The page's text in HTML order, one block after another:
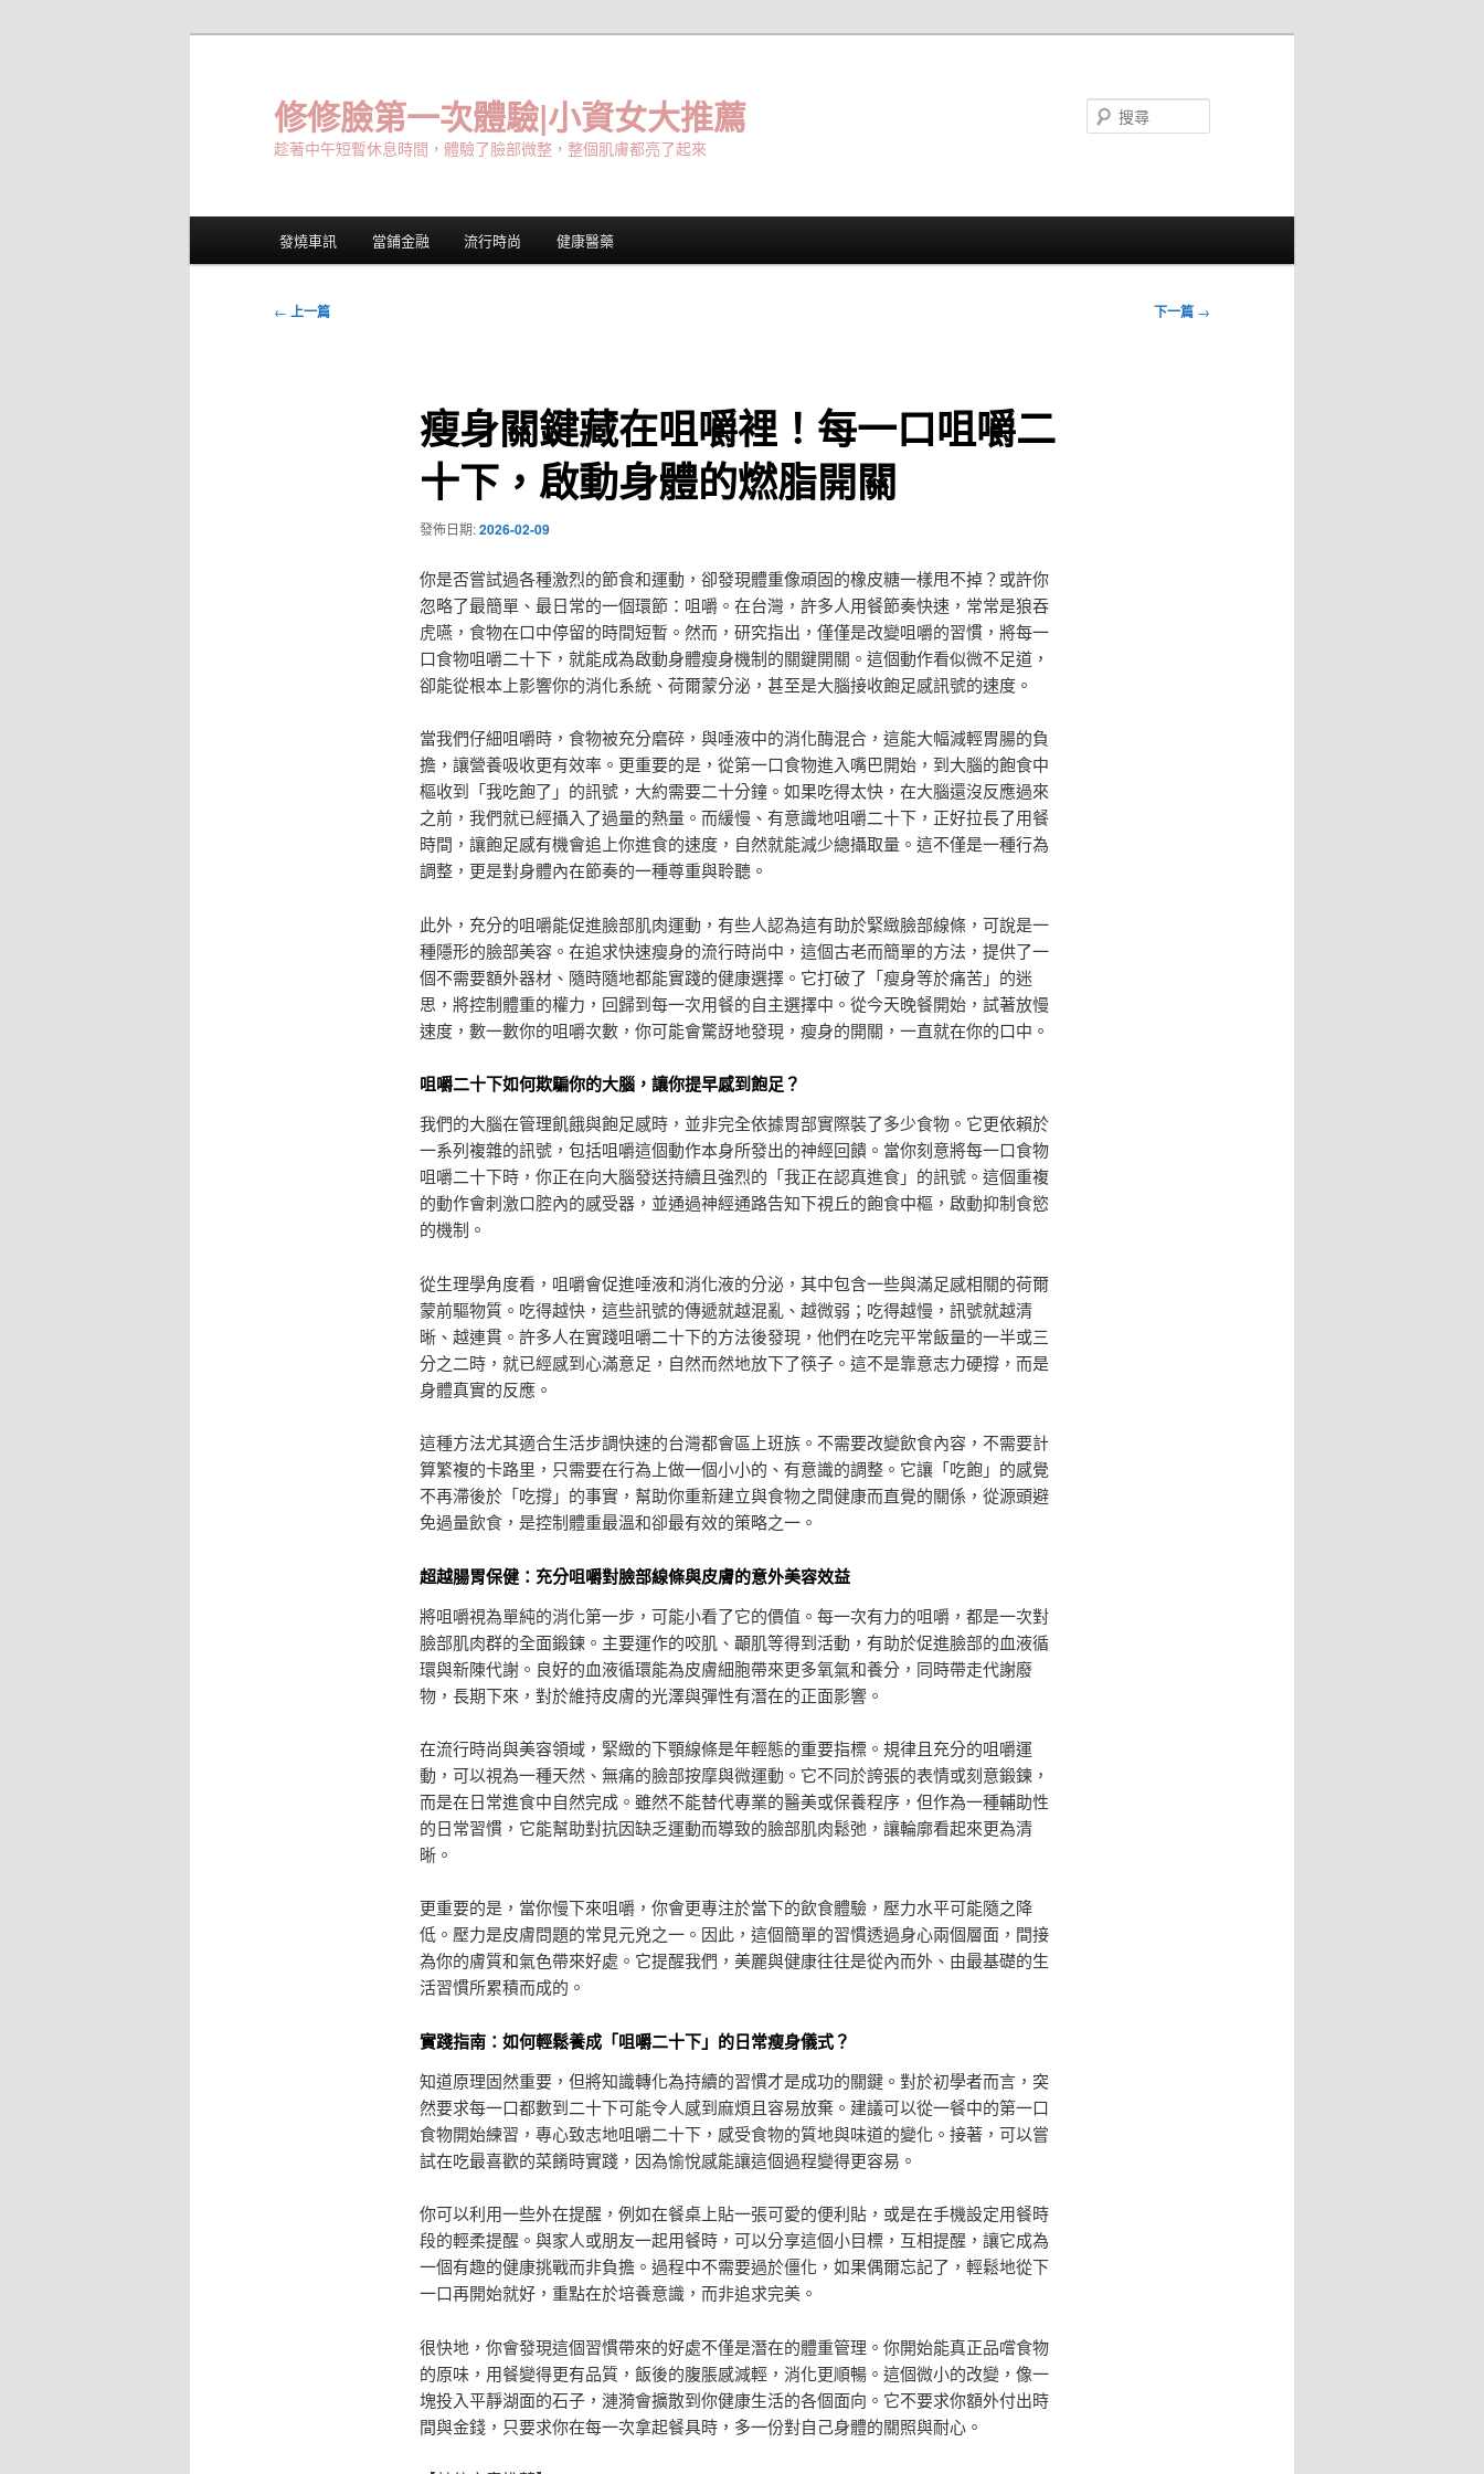
修修臉第一次體驗|小資女大推薦
趁著中午短暫休息時間，體驗了臉部微整，整個肌膚都亮了起來
發燒車訊 當鋪金融 流行時尚 健康醫藥
文
← 上一篇 下一篇 →
瘦身關鍵藏在咀嚼裡！每一口咀嚼二
十下，啟動身體的燃脂開關
發佈日期:2026-02-09
你是否嘗試過各種激烈的節食和運動，卻發現體重像頑固的橡皮糖一樣甩不掉？或許你
忽略了最簡單、最日常的一個環節：咀嚼。在台灣，許多人用餐節奏快速，常常是狼吞
虎嚥，食物在口中停留的時間短暫。然而，研究指出，僅僅是改變咀嚼的習慣，將每一
口食物咀嚼二十下，就能成為啟動身體瘦身機制的關鍵開關。這個動作看似微不足道，
卻能從根本上影響你的消化系統、荷爾蒙分泌，甚至是大腦接收飽足感訊號的速度。
當我們仔細咀嚼時，食物被充分磨碎，與唾液中的消化酶混合，這能大幅減輕胃腸的負
擔，讓營養吸收更有效率。更重要的是，從第一口食物進入嘴巴開始，到大腦的飽食中
樞收到「我吃飽了」的訊號，大約需要二十分鐘。如果吃得太快，在大腦還沒反應過來
之前，我們就已經攝入了過量的熱量。而緩慢、有意識地咀嚼二十下，正好拉長了用餐
時間，讓飽足感有機會追上你進食的速度，自然就能減少總攝取量。這不僅是一種行為
調整，更是對身體內在節奏的一種尊重與聆聽。
此外，充分的咀嚼能促進臉部肌肉運動，有些人認為這有助於緊緻臉部線條，可說是一
種隱形的臉部美容。在追求快速瘦身的流行時尚中，這個古老而簡單的方法，提供了一
個不需要額外器材、隨時隨地都能實踐的健康選擇。它打破了「瘦身等於痛苦」的迷
思，將控制體重的權力，回歸到每一次用餐的自主選擇中。從今天晚餐開始，試著放慢
速度，數一數你的咀嚼次數，你可能會驚訝地發現，瘦身的開關，一直就在你的口中。
咀嚼二十下如何欺騙你的大腦，讓你提早感到飽足？
我們的大腦在管理飢餓與飽足感時，並非完全依據胃部實際裝了多少食物。它更依賴於
一系列複雜的訊號，包括咀嚼這個動作本身所發出的神經回饋。當你刻意將每一口食物
咀嚼二十下時，你正在向大腦發送持續且強烈的「我正在認真進食」的訊號。這個重複
的動作會刺激口腔內的感受器，並通過神經通路告知下視丘的飽食中樞，啟動抑制食慾
的機制。
從生理學角度看，咀嚼會促進唾液和消化液的分泌，其中包含一些與滿足感相關的荷爾
蒙前驅物質。吃得越快，這些訊號的傳遞就越混亂、越微弱；吃得越慢，訊號就越清
晰、越連貫。許多人在實踐咀嚼二十下的方法後發現，他們在吃完平常飯量的一半或三
分之二時，就已經感到心滿意足，自然而然地放下了筷子。這不是靠意志力硬撐，而是
身體真實的反應。
這種方法尤其適合生活步調快速的台灣都會區上班族。不需要改變飲食內容，不需要計
算繁複的卡路里，只需要在行為上做一個小小的、有意識的調整。它讓「吃飽」的感覺
不再滯後於「吃撐」的事實，幫助你重新建立與食物之間健康而直覺的關係，從源頭避
免過量飲食，是控制體重最溫和卻最有效的策略之一。
超越腸胃保健：充分咀嚼對臉部線條與皮膚的意外美容效益
將咀嚼視為單純的消化第一步，可能小看了它的價值。每一次有力的咀嚼，都是一次對
臉部肌肉群的全面鍛鍊。主要運作的咬肌、顳肌等得到活動，有助於促進臉部的血液循
環與新陳代謝。良好的血液循環能為皮膚細胞帶來更多氧氣和養分，同時帶走代謝廢
物，長期下來，對於維持皮膚的光澤與彈性有潛在的正面影響。
在流行時尚與美容領域，緊緻的下顎線條是年輕態的重要指標。規律且充分的咀嚼運
動，可以視為一種天然、無痛的臉部按摩與微運動。它不同於誇張的表情或刻意鍛鍊，
而是在日常進食中自然完成。雖然不能替代專業的醫美或保養程序，但作為一種輔助性
的日常習慣，它能幫助對抗因缺乏運動而導致的臉部肌肉鬆弛，讓輪廓看起來更為清
晰。
更重要的是，當你慢下來咀嚼，你會更專注於當下的飲食體驗，壓力水平可能隨之降
低。壓力是皮膚問題的常見元兇之一。因此，這個簡單的習慣透過身心兩個層面，間接
為你的膚質和氣色帶來好處。它提醒我們，美麗與健康往往是從內而外、由最基礎的生
活習慣所累積而成的。
實踐指南：如何輕鬆養成「咀嚼二十下」的日常瘦身儀式？
知道原理固然重要，但將知識轉化為持續的習慣才是成功的關鍵。對於初學者而言，突
然要求每一口都數到二十下可能令人感到麻煩且容易放棄。建議可以從一餐中的第一口
食物開始練習，專心致志地咀嚼二十下，感受食物的質地與味道的變化。接著，可以嘗
試在吃最喜歡的菜餚時實踐，因為愉悅感能讓這個過程變得更容易。
你可以利用一些外在提醒，例如在餐桌上貼一張可愛的便利貼，或是在手機設定用餐時
段的輕柔提醒。與家人或朋友一起用餐時，可以分享這個小目標，互相提醒，讓它成為
一個有趣的健康挑戰而非負擔。過程中不需要過於僵化，如果偶爾忘記了，輕鬆地從下
一口再開始就好，重點在於培養意識，而非追求完美。
很快地，你會發現這個習慣帶來的好處不僅是潛在的體重管理。你開始能真正品嚐食物
的原味，用餐變得更有品質，飯後的腹脹感減輕，消化更順暢。這個微小的改變，像一
塊投入平靜湖面的石子，漣漪會擴散到你健康生活的各個面向。它不要求你額外付出時
間與金錢，只要求你在每一次拿起餐具時，多一份對自己身體的關照與耐心。